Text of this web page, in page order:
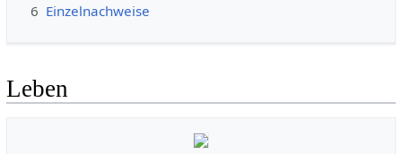
6 Einzelnachweise
Leben